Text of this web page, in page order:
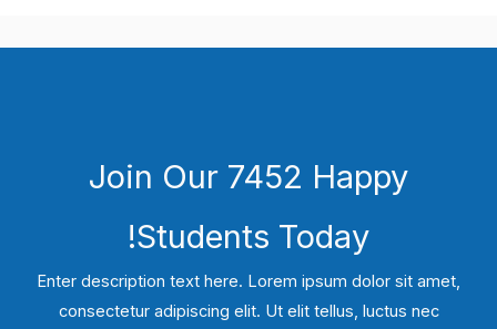
Join Our 7452 Happy
Students​ Today!
Enter description text here. Lorem ipsum dolor sit amet,
consectetur adipiscing elit. Ut elit tellus, luctus nec